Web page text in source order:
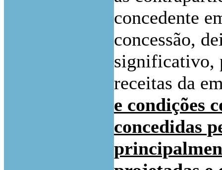
concedente
concessão,
significativo,
receitas da
e condições
concedidas